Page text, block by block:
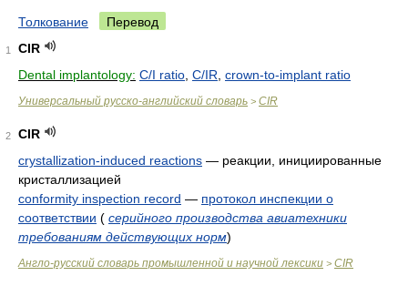
Толкование Перевод
1
CIR
Dental implantology: C/I ratio C/IR crown-to-implant ratio
Универсальный русско-английский словарь > CIR
2
CIR
crystallization-induced reactions — реакции, инициированные
кристаллизацией
conformity inspection record — протокол инспекции о
соответствии ( серийного производства авиатехники
требованиям действующих норм)
Англо-русский словарь промышленной и научной лексики > CIR